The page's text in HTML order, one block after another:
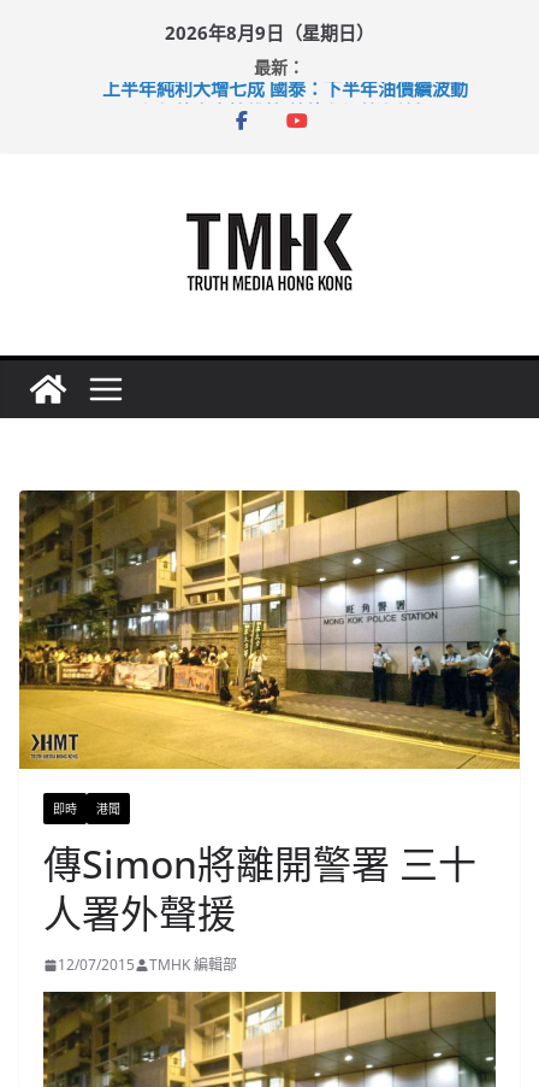
2026年8月9日（星期日）
最新：
上半年純利大增七成 國泰：下半年油價續波動
拜仁熱身賽挫維拉 啟德主場館奪錦標
即時 港聞
傳Simon將離開警署 三十
人署外聲援
12/07/2015 TMHK 編輯部